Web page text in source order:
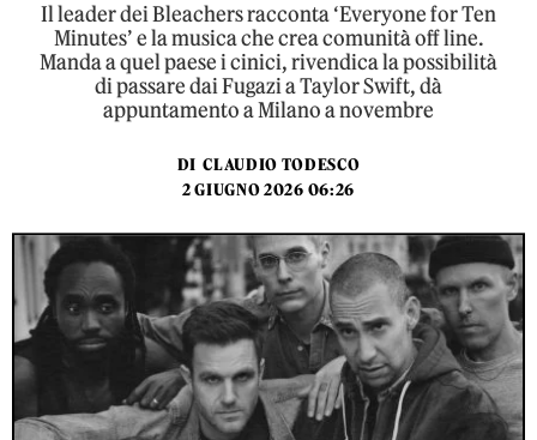
Il leader dei Bleachers racconta ‘Everyone for Ten
Minutes’ e la musica che crea comunità off line.
Manda a quel paese i cinici, rivendica la possibilità
di passare dai Fugazi a Taylor Swift, dà
appuntamento a Milano a novembre
DI CLAUDIO TODESCO
2 GIUGNO 2026 06:26